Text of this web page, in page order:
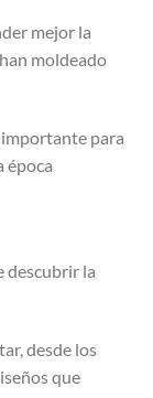
mejor la
moldeado
para
época
descubrir la
desde los
que